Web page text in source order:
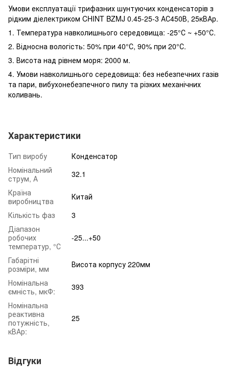
Умови експлуатації трифазних шунтуючих конденсаторів з
рідким діелектриком CHINT BZMJ 0.45-25-3 АС450В, 25кВАр.
1. Температура навколишнього середовища: -25°С ~ +50°С.
2. Відносна вологість: 50% при 40°С, 90% при 20°С.
3. Висота над рівнем моря: 2000 м.
4. Умови навколишнього середовища: без небезпечних газів
та пари, вибухонебезпечного пилу та різких механічних
коливань.
Характеристики
Тип виробу
Конденсатор
Номінальний
струм, А
32.1
Країна
виробництва
Китай
Кількість фаз
3
Діапазон
робочих
температур, °С
-25...+50
Габарітні
розміри, мм
Висота корпусу 220мм
Номінальна
ємність, мкФ:
393
Номінальна
реактивна
потужність,
кВАр:
25
Відгуки